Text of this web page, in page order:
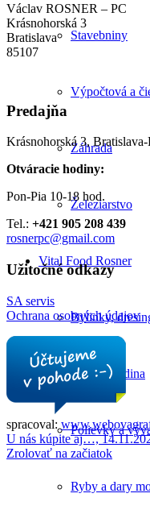
Stavebniny
Výpočtová a
Záhrada
Železiarstvo
Vital Food Rosner
Bylinky,
Mäso a hydina
Polievky a
Ryby a dary
Václav ROSNER – PC
Krásnohorská 3
Bratislava
85107
Predajňa
Krásnohorská 3,
Otváracie hodiny:
Pon-Pia 10-18 hod.
Tel.: +421 905 208 439
rosnerpc@gmail.com
Užitočné odkazy
SA servis
Ochrana osobných údajov
spracoval:
U nás kúpite aj…,
Zrolovať na začiatok